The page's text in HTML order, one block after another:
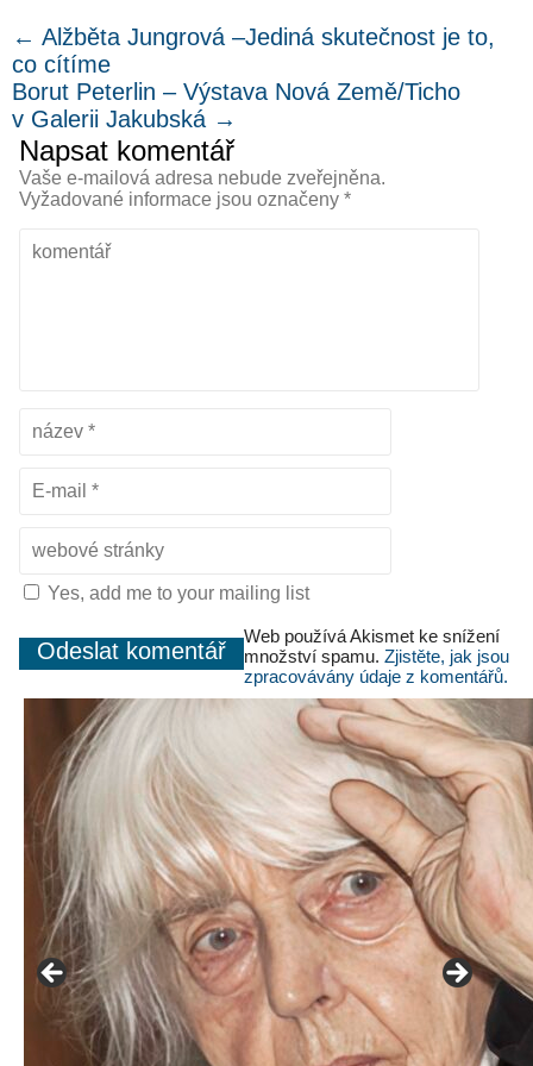
← Alžběta Jungrová –Jediná skutečnost je to,
co cítíme
Borut Peterlin – Výstava Nová Země/Ticho
v Galerii Jakubská →
Napsat komentář
Vaše e-mailová adresa nebude zveřejněna.
Vyžadované informace jsou označeny *
Yes, add me to your mailing list
Web používá Akismet ke snížení
množství spamu. Zjistěte, jak jsou
zpracovávány údaje z komentářů.